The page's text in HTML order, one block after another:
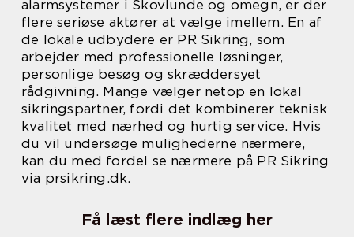
alarmsystemer i Skovlunde og omegn, er der
flere seriøse aktører at vælge imellem. En af
de lokale udbydere er PR Sikring, som
arbejder med professionelle løsninger,
personlige besøg og skræddersyet
rådgivning. Mange vælger netop en lokal
sikringspartner, fordi det kombinerer teknisk
kvalitet med nærhed og hurtig service. Hvis
du vil undersøge mulighederne nærmere,
kan du med fordel se nærmere på PR Sikring
via prsikring.dk.
Få læst flere indlæg her